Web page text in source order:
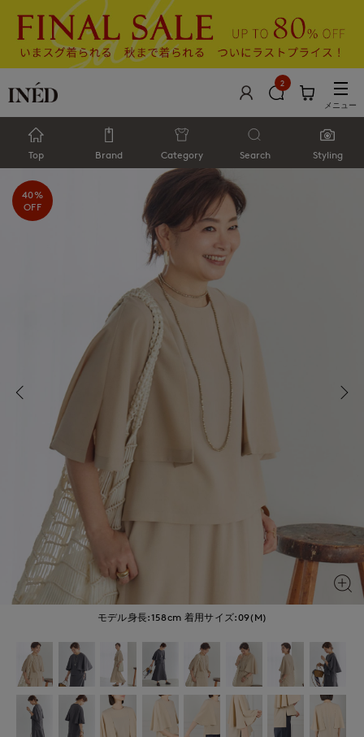
2
メニュー
Top Brand Category Search Styling
モデル身長:158cm 着用サイズ:09(M)
40%
OFF